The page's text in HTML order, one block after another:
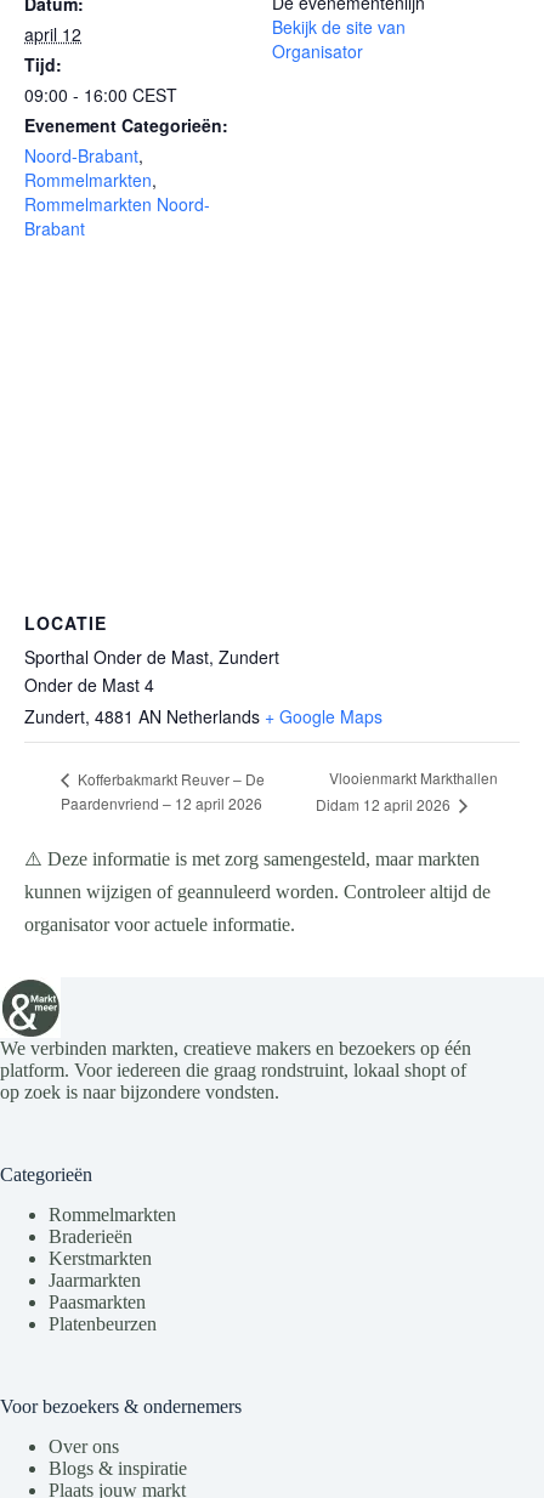
april 12
Tijd:
09:00 - 16:00 CEST
Evenement Categorieën:
Noord-Brabant,
Rommelmarkten,
Rommelmarkten Noord-
Brabant
Bekijk de site van
Organisator
LOCATIE
Sporthal Onder de Mast, Zundert
Onder de Mast 4
Zundert, 4881 AN Netherlands + Google Maps
Kofferbakmarkt Reuver – De
Paardenvriend – 12 april 2026
Vlooienmarkt Markthallen
Didam 12 april 2026
⚠️ Deze informatie is met zorg samengesteld, maar markten
kunnen wijzigen of geannuleerd worden. Controleer altijd de
organisator voor actuele informatie.
We verbinden markten, creatieve makers en bezoekers op één
platform. Voor iedereen die graag rondstruint, lokaal shopt of
op zoek is naar bijzondere vondsten.
Categorieën
Rommelmarkten
Braderieën
Kerstmarkten
Jaarmarkten
Paasmarkten
Platenbeurzen
Voor bezoekers & ondernemers
Over ons
Blogs & inspiratie
Plaats jouw markt